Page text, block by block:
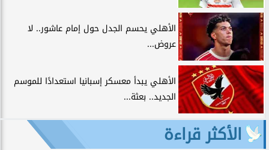
الأهلي يحسم الجدل حول إمام عاشور.. لا
عروض...
الأهلي يبدأ معسكر إسبانيا استعدادًا للموسم
الجديد.. بعثة...
الأكثر قراءة